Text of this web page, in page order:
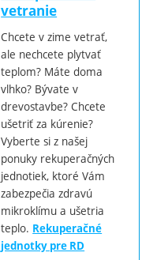
vetranie
Chcete v zime vetrať,
ale nechcete plytvať
teplom? Máte doma
vlhko? Bývate v
drevostavbe? Chcete
ušetriť za kúrenie?
Vyberte si z našej
ponuky rekuperačných
jednotiek, ktoré Vám
zabezpečia zdravú
mikroklímu a ušetria
teplo. Rekuperačné
jednotky pre RD